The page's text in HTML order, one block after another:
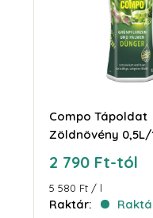
Compo Tápoldat
Zöldnövény 0,5L/
Akciós
2 790 Ft-tól
5 580 Ft / l
Raktár: